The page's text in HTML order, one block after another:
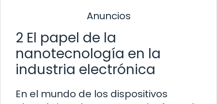
Anuncios
2 El papel de la
nanotecnología en la
industria electrónica
En el mundo de los dispositivos